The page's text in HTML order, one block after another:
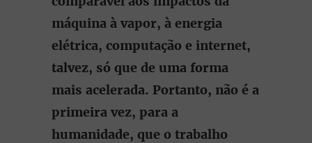
máquina à vapor, à energia
elétrica, computação e internet,
talvez, só que de uma forma
mais acelerada. Portanto, não é a
primeira vez, para a
humanidade, que o trabalho